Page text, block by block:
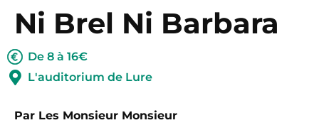
Ni Brel Ni Barbara
De 8 à 16€
L'auditorium de Lure
Par Les Monsieur Monsieur